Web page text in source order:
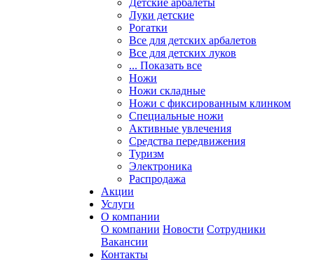
Детские арбалеты
Луки детские
Рогатки
Все для детских арбалетов
Все для детских луков
... Показать все
Ножи
Ножи складные
Ножи с фиксированным клинком
Специальные ножи
Активные увлечения
Средства передвижения
Туризм
Электроника
Распродажа
Акции
Услуги
О компании
О компании Новости Сотрудники
Вакансии
Контакты